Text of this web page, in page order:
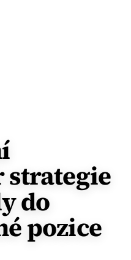
strategie
do
pozice